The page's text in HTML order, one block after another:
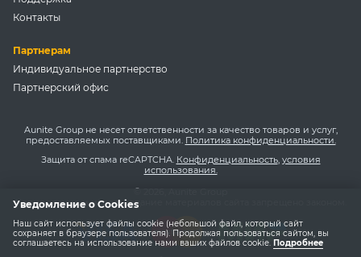
Контакты
Партнерам
Индивидуальное партнерство
Партнерский офис
Aunite Group не несет ответственности за качество товаров и услуг,
предоставляемых поставщиками. Политика конфиденциальности.
Защита от спама reCAPTCHA. Конфиденциальность, условия
использования.
© 2026, Aunite Group
Копирование и использование материалов сайта запрещено законом.
Уведомление о Cookies
Наш сайт использует файлы cookie (небольшой файл, который сайт
сохраняет в браузере пользователя). Продолжая пользоваться сайтом, вы
соглашаетесь на использование нами ваших файлов cookie. Подробнее